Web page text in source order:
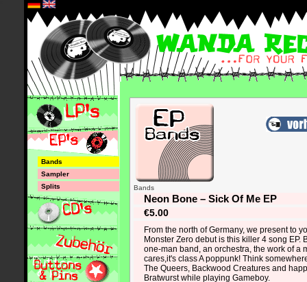
Bands
Sampler
Splits
Bands
Neon Bone – Sick Of Me EP
€5.00
From the north of Germany, we present to
Monster Zero debut is this killer 4 song EP.
one-man band, an orchestra, the work of a
cares,it's class A poppunk! Think
The Queers, Backwood Creatures and
Bratwurst while playing Gameboy.